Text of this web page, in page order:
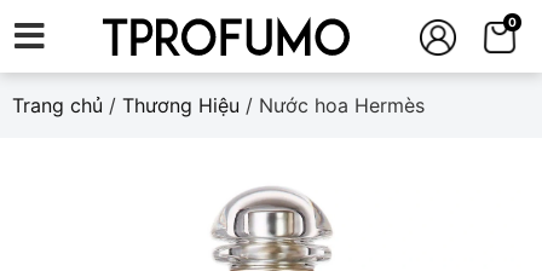
0
Trang chủ / Thương Hiệu / Nước hoa Hermès